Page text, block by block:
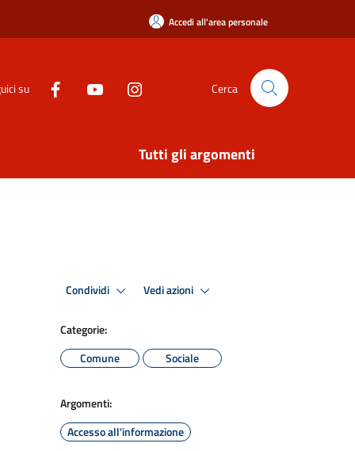
Accedi all'area personale
su Cerca
Tutti gli argomenti
Condividi Vedi azioni
Categorie:
Comune
Sociale
Argomenti:
Accesso all'informazione